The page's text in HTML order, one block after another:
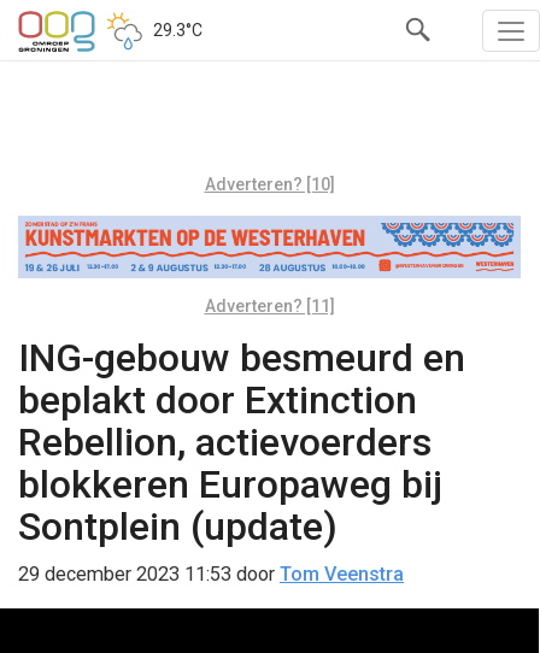
29.3°C
Adverteren? [10]
Adverteren? [11]
ING-gebouw besmeurd en
beplakt door Extinction
Rebellion, actievoerders
blokkeren Europaweg bij
Sontplein (update)
29 december 2023 11:53 door Tom Veenstra